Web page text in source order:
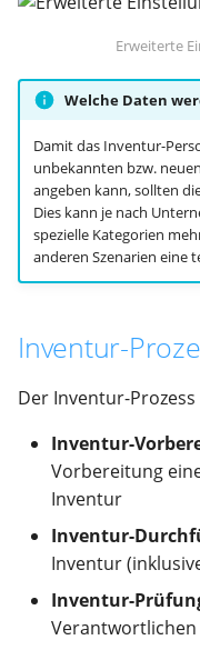
Erweiterte
Welche Daten
Damit das Inventur-
unbekannten bzw.
angeben kann, sollten
Dies kann je nach
spezielle Kategorien
anderen Szenarien eine
Inventur-
Der Inventur-
Inventur-
Vorbereitung
Inventur
Inventur-
Inventur
Inventur-
Verantwortlichen